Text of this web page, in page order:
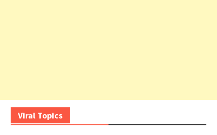
Viral Topics